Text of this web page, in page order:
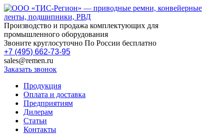
Производство и продажа комплектующих для
промышленного оборудования
Звоните круглосуточно По России бесплатно
+7 (495) 662-73-95
sales@remen.ru
Заказать звонок
Продукция
Оплата и доставка
Предприятиям
Дилерам
Статьи
Контакты